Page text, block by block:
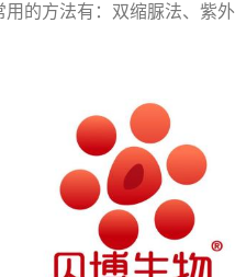
的方法有：双缩脲法、紫